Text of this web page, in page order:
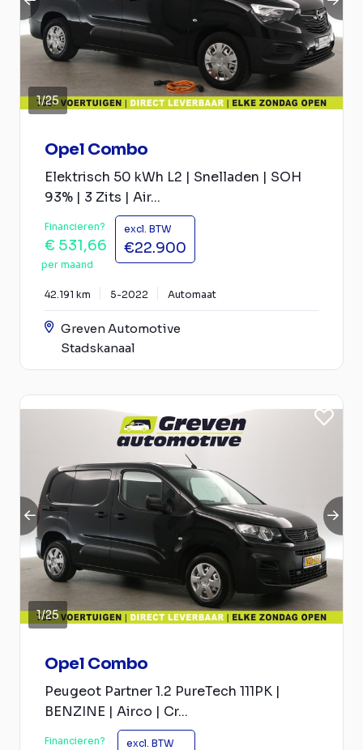
1/25
Opel Combo
Elektrisch 50 kWh L2 | Snelladen | SOH
93% | 3 Zits | Air...
Financieren?
€ 531,66
per maand
excl. BTW
€22.900
42.191 km 5-2022 Automaat
Greven Automotive
Stadskanaal
1/25
Opel Combo
Peugeot Partner 1.2 PureTech 111PK |
BENZINE | Airco | Cr...
Financieren? excl. BTW